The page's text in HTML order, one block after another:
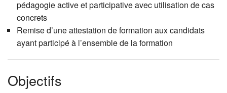
pédagogie active et participative avec utilisation de cas
concrets
Remise d’une attestation de formation aux candidats
ayant participé à l’ensemble de la formation
Objectifs